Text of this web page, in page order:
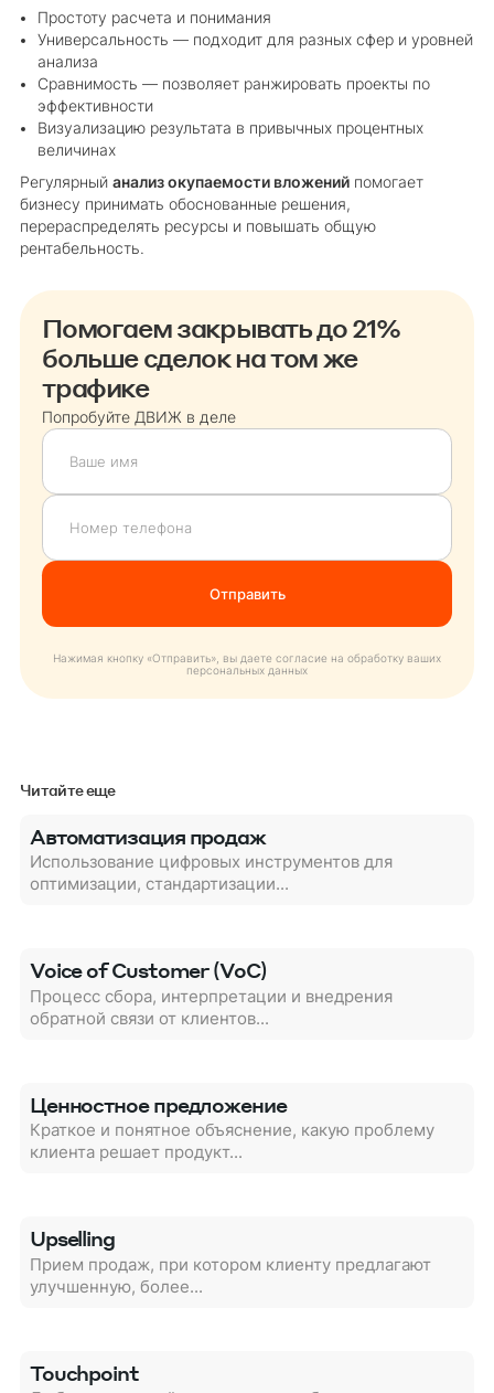
Простоту расчета и понимания
Универсальность — подходит для разных сфер и уровней
анализа
Сравнимость — позволяет ранжировать проекты по
эффективности
Визуализацию результата в привычных процентных
величинах
Регулярный анализ окупаемости вложенийпомогает
бизнесу принимать обоснованные решения,
перераспределять ресурсы и повышать общую
рентабельность.
Помогаем закрывать до 21%
больше сделок на том же
трафике
Попробуйте ДВИЖ в деле
Нажимая кнопку «Отправить», вы даете согласие на обработку ваших
персональных данных
Читайте еще
Автоматизация продаж
Использование цифровых инструментов для
оптимизации, стандартизации...
Voice of Customer (VoC)
Процесс сбора, интерпретации и внедрения
обратной связи от клиентов...
Ценностное предложение
Краткое и понятное объяснение, какую проблему
клиента решает продукт...
Upselling
Прием продаж, при котором клиенту предлагают
улучшенную, более...
Touchpoint